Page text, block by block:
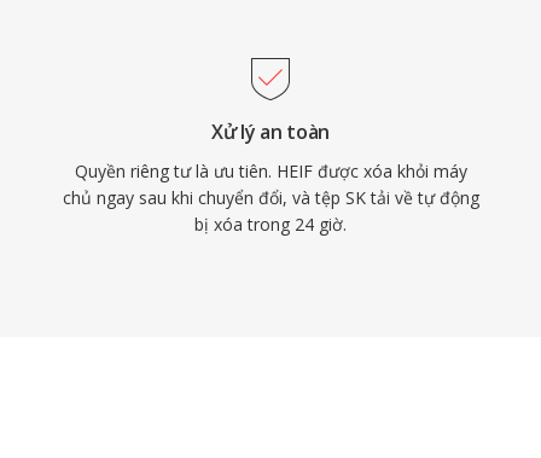
Xử lý an toàn
Quyền riêng tư là ưu tiên. HEIF được xóa khỏi máy
chủ ngay sau khi chuyển đổi, và tệp SK tải về tự động
bị xóa trong 24 giờ.